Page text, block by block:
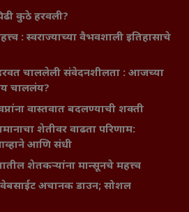
कुठे हरवली?
: स्वराज्याच्या वैभवशाली इतिहासाचे
हरवत चाललेली संवेदनशीलता : आजच्या
चाललंय?
वास्तवात बदलण्याची शक्ती
शेतीवर वाढता परिणाम:
आणि संधी
शेतकऱ्यांना मान्सूनचे महत्त्व
वेबसाईट अचानक डाउन; सोशल